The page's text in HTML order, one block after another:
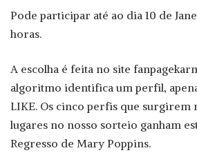
Pode participar até ao dia 10 de
horas.
A escolha é feita no site
algoritmo identifica um perfil,
LIKE. Os cinco perfis que
lugares no nosso sorteio ganham
Regresso de Mary Poppins.